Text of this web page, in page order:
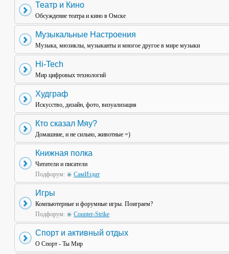
Театр и Кино
Обсуждение театра и кино в Омске
Музыкальные Настроения
Музыка, мюзиклы, музыканты и многое другое в мире музыки
Hi-Tech
Мир цифровых технологий
Худграф
Искусство, дизайн, фото, визуализация
Кто сказал Мяу?
Домашние, и не сильно, животные =)
Книжная полка
Читатели и писатели
Подфорум:
СамИздат
Игры
Компьютерные и форумные игры. Поиграем?
Подфорум:
Counter-Strike
Спорт и активный отдых
О Спорт - Ты Мир